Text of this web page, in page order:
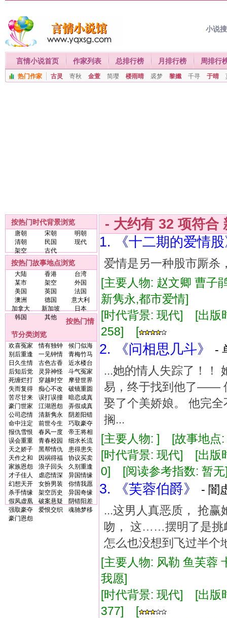
小说
言情小说首页 作家列表 总排行榜 月排行榜 周排行
热门作家 古灵 寄秋 金萱 简璎 楼雨晴 裘梦 黎孅 千寻 于晴
按热门时代背景浏览
唐朝 宋朝
明朝
清朝
民国
现代
架空
古代
按热门故事地点浏览
大陆 香港
台湾
某市
架空
外国
美国
英国
法国
澳洲
德国
意大利
加拿大
新加坡
日本
韩国
其他
按热门情
节分类浏览
欢喜冤家 情有独钟
候门似海
别后重逢
一见钟情
青梅竹马
日久生情
古色古香
近水楼台
后知后觉
灵异神怪
斗气冤家
死缠烂打
穿越时空
摩登世界
失而复得
痴心不改
破镜重圆
苦尽甘来
误打误撞
暗恋成真
豪门世家
江湖恩怨
弄假成真
公司恋情
清新隽永
阴差阳错
命中注定
前世今生
巧取豪夺
报仇雪恨
春风一度
帝王将相
误会重重
青春校园
细水长流
天之娇子
黑帮情仇
患得患失
天作之和
因祸得福
协议买卖
家族恩怨
浪子回头
久别重逢
才子佳人
虐恋情深
异国情缘
幻想天开
女扮男装
你情我愿
杀手情缘
架空历史
异国奇缘
假凤虚凰
破案悬疑
阴错阳差
强取豪夺
爱恨交织
魂驰梦移
豪门恩怨
- 大约有 32 项符合
1. 《十二期的爱情
爱情是另一种股市厮
[主要人物: 赵文卿 曹
新隽永,都市爱情]
[时代背景: 现代] [出
258] [
2. 《问相思几斗》
-
...她的情人失踪了！！
易，终于找到他了——
娶了个美娇娘。 他完
搁...
[主要人物: ] [故事地点:
[时代背景: 现代] [出
0] [阅读参考指数: 暂无
3. 《芙蓉伯爵》
- 闇
...这男人真恶质， 抢
吻， 这……摆明了是挑
怎么也没想到飞过半个
[主要人物: 风勒 鱼芙
我愿]
[时代背景: 现代] [出
377] [